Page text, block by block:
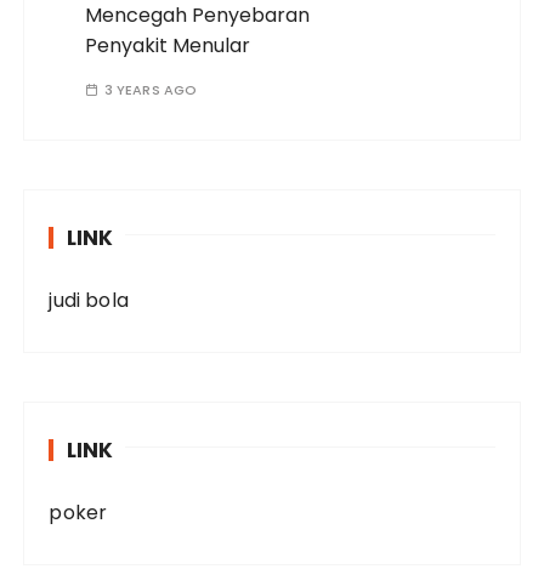
Mencegah Penyebaran
Penyakit Menular
3 YEARS AGO
LINK
judi bola
LINK
poker